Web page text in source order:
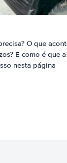
O que
E como é que
nesta página